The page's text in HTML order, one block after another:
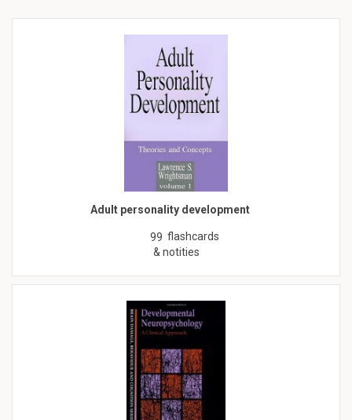
Adult personality development
99 flashcards
& notities